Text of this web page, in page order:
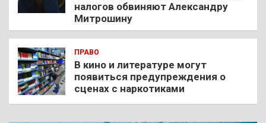
налогов обвиняют Александру
Митрошину
ПРАВО
В кино и литературе могут
появиться предупреждения о
сценах с наркотиками